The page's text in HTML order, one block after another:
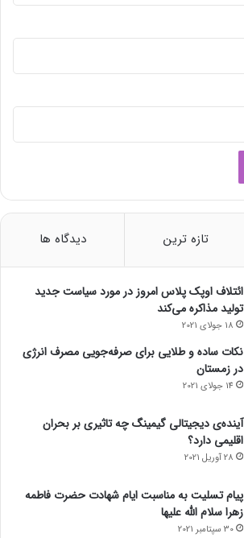
تازه ترین دیدگاه ها
ائتلاف اوپک پلاس امروز در مورد سیاست جدید
تولید مذاکره می‌کند
18 جولای 2021
نکات ساده و طلایی برای صرفه‌جویی مصرف انرژی
در زمستان
14 جولای 2021
آینده‌ی دیجیتالی گیمینگ چه تاثیری بر بحران
اقلیمی دارد؟
28 آوریل 2021
پیام تسلیت به مناسبت ایام شهادت حضرت فاطمه
زهرا سلام الله علیها
30 سپتامبر 2021